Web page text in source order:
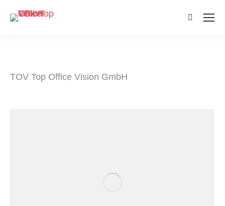
Search:
TOV Top Office Vision GmbH